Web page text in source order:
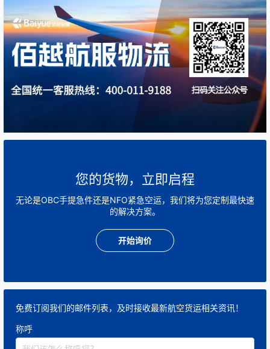
您的货物，立即启程
无论是OBC手提急件还是NFO紧急空运，我们将为您定制最快速
的解决方案。
开始询价
免费订阅我们的邮件列表，及时接收最新航空货运相关资讯！
称呼